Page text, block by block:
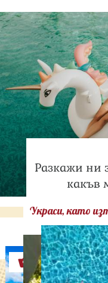
Разкажи ни
какъв
Украси, като
Оферти